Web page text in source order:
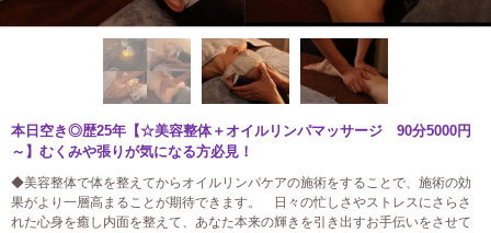
本日空き◎歴25年【☆美容整体＋オイルリンパマッサージ 90分5000円
～】むくみや張りが気になる方必見！
◆美容整体で体を整えてからオイルリンパケアの施術をすることで、施術の効
果がより一層高まることが期待できます。 日々の忙しさやストレスにさらさ
れた心身を癒し内面を整えて、あなた本来の輝きを引き出すお手伝いをさせて